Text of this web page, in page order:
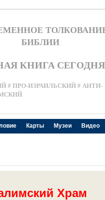
БИБЛИИ
КНИГА СЕГОДНЯ
# ПРО-ИЗРАИЛЬСКИЙ # АНТИ-
Карты Музеи Видео
Храм